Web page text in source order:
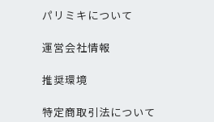
パリミキについて
運営会社情報
推奨環境
特定商取引法について